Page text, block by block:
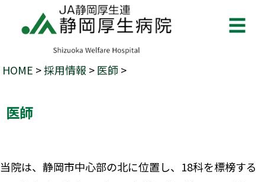
☰
HOME >採用情報 >医師>
医師
当院は、静岡市中心部の北に位置し、18科を標榜する